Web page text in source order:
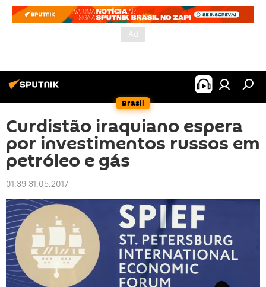
Brasil
Curdistão iraquiano espera
por investimentos russos em
petróleo e gás
01:39 31.05.2017